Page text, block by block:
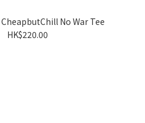
No War Tee
HK$220.00